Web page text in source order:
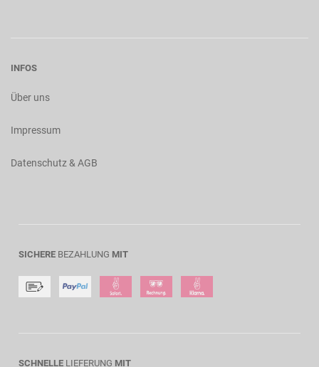
INFOS
Über uns
Impressum
Datenschutz & AGB
SICHERE BEZAHLUNG MIT
SCHNELLE LIEFERUNG MIT